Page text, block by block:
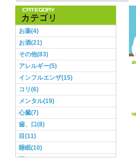
お薬(4)
お酒(21)
その他(83)
アレルギー(5)
インフルエンザ(15)
コリ(6)
メンタル(19)
心臓(7)
歯、口(8)
目(11)
睡眠(10)
耳(3)